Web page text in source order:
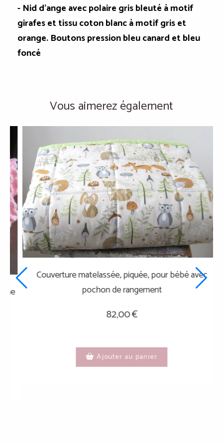
- Nid d'ange avec polaire gris bleuté à motif
girafeset tissu coton blanc à motif gris et
orange. Boutons pression bleu canard et bleu
foncé
Vous aimerez également
tétine - 0/3 mois - fait main au crochet